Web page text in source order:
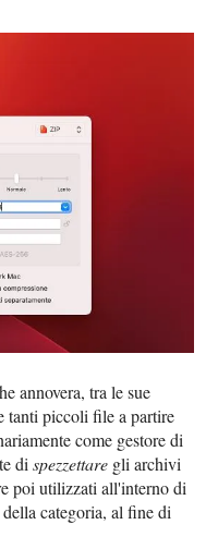
annovera, tra le sue
tanti piccoli file a partire
come gestore di
dispezzettare gli archivi
poi utilizzati all'interno di
categoria, al fine di